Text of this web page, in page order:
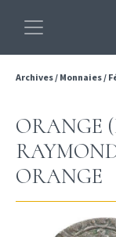
Archives/ Monnaies/
ORANGE
ORANGE